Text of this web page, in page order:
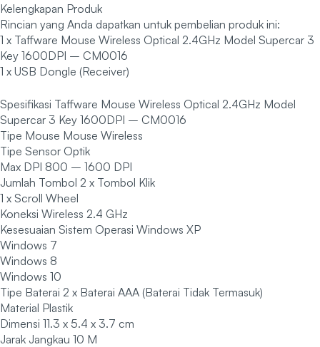
Kelengkapan Produk
Rincian yang Anda dapatkan untuk pembelian produk ini:
1 x Taffware Mouse Wireless Optical 2.4GHz Model Supercar 3
Key 1600DPI – CM0016
1 x USB Dongle (Receiver)
Spesifikasi Taffware Mouse Wireless Optical 2.4GHz Model
Supercar 3 Key 1600DPI – CM0016
Tipe Mouse Mouse Wireless
Tipe Sensor Optik
Max DPI 800 – 1600 DPI
Jumlah Tombol 2 x Tombol Klik
1 x Scroll Wheel
Koneksi Wireless 2.4 GHz
Kesesuaian Sistem Operasi Windows XP
Windows 7
Windows 8
Windows 10
Tipe Baterai 2 x Baterai AAA (Baterai Tidak Termasuk)
Material Plastik
Dimensi 11.3 x 5.4 x 3.7 cm
Jarak Jangkau 10 M